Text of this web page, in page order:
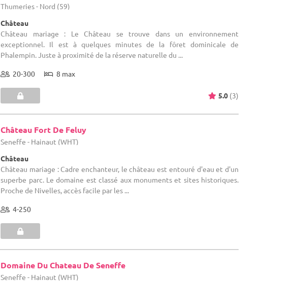
Thumeries - Nord (59)
Château
Château mariage : Le Château se trouve dans un environnement
exceptionnel. Il est à quelques minutes de la fôret dominicale de
Phalempin. Juste à proximité de la réserve naturelle du ...
20-300 8 max
5.0 (3)
Château Fort De Feluy
Seneffe - Hainaut (WHT)
Château
Château mariage : Cadre enchanteur, le château est entouré d'eau et d'un
superbe parc. Le domaine est classé aux monuments et sites historiques.
Proche de Nivelles, accès facile par les ...
4-250
Domaine Du Chateau De Seneffe
Seneffe - Hainaut (WHT)